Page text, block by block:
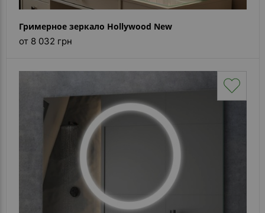
Гримерное зеркало Hollywood New
от 8 032 грн